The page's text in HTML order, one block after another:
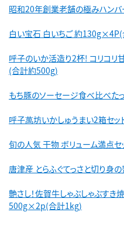
昭和20年創業老舗の極みハン
白い宝石 白いちご 約
呼子のいか活造り2杯! コリコ
(合計約500g)
もち豚のソーセージ食べ比べた
呼子萬坊いかしゅうまい2箱セッ
旬の人気 干物 ボリューム満点セ
唐津産 とらふぐてっさと切り身
艶さし！佐賀牛しゃぶしゃぶすき
500g×2p(合計1kg)